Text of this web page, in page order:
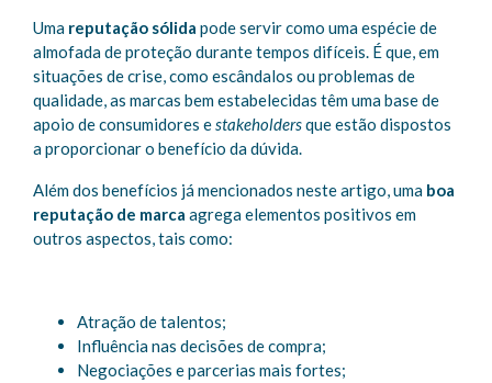
Uma reputação sólida pode servir como uma espécie de
almofada de proteção durante tempos difíceis. É que, em
situações de crise, como escândalos ou problemas de
qualidade, as marcas bem estabelecidas têm uma base de
apoio de consumidores estakeholdersque estão dispostos
a proporcionar o benefício da dúvida.
Além dos benefícios já mencionados neste artigo, uma boa
reputação de marca agrega elementos positivos em
outros aspectos, tais como:
Atração de talentos;
Influência nas decisões de compra;
Negociações e parcerias mais fortes;